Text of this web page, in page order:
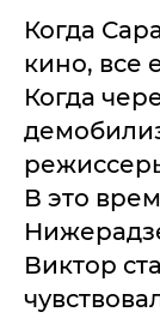
Когда
кино, все
Когда
В это
Виктор